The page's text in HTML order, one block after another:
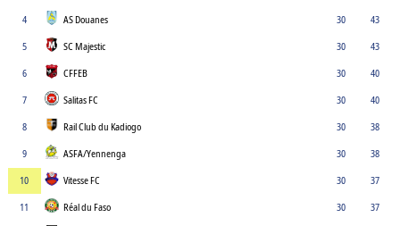
4
AS Douanes 30
43
5
SC Majestic 30
43
6
CFFEB 30
40
7
Salitas FC 30
40
8
Rail Club du Kadiogo 30
38
9
ASFA/Yennenga 30
38
10
Vitesse FC 30
37
11
Réal du Faso 30
37